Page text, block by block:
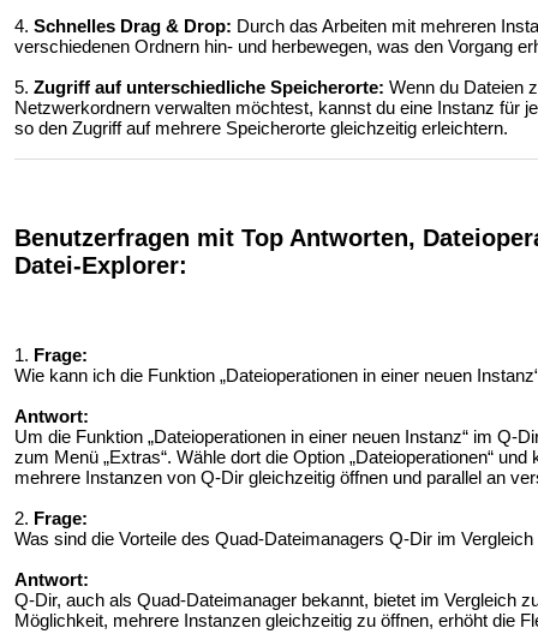
4. Schnelles Drag & Drop: Durch das Arbeiten mit mehreren
verschiedenen Ordnern hin- und herbewegen, was den Vorgang
5. Zugriff auf unterschiedliche Speicherorte: Wenn du Dateien
Netzwerkordnern verwalten möchtest, kannst du eine Instanz für
so den Zugriff auf mehrere Speicherorte gleichzeitig erleichtern.
Benutzerfragen mit Top Antworten,
Datei-Explorer:
1. Frage:
Wie kann ich die Funktion „Dateioperationen in einer neuen
Antwort:
Um die Funktion „Dateioperationen in einer neuen Instanz“ im Q-
zum Menü „Extras“. Wähle dort die Option „Dateioperationen“
mehrere Instanzen von Q-Dir gleichzeitig öffnen und parallel an
2. Frage:
Was sind die Vorteile des Quad-Dateimanagers Q-Dir im
Antwort:
Q-Dir, auch als Quad-Dateimanager bekannt, bietet im Vergleich
Möglichkeit, mehrere Instanzen gleichzeitig zu öffnen, erhöht die